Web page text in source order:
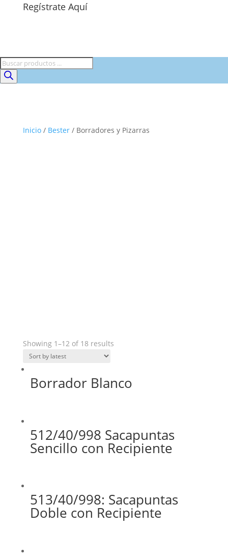
Regístrate Aquí
Búsqueda
de
productos
Inicio/ Bester/ Borradores y Pizarras
Showing 1–12 of 18 results
Borrador Blanco
512/40/998 Sacapuntas
Sencillo con Recipiente
513/40/998: Sacapuntas
Doble con Recipiente